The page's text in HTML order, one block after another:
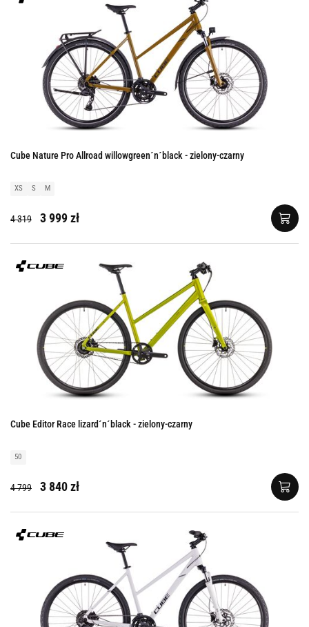
Cube Nature Pro Allroad willowgreen´n´black - zielony-czarny
XS S M
4 319 3 999 zł
Cube Editor Race lizard´n´black - zielony-czarny
50
4 799 3 840 zł